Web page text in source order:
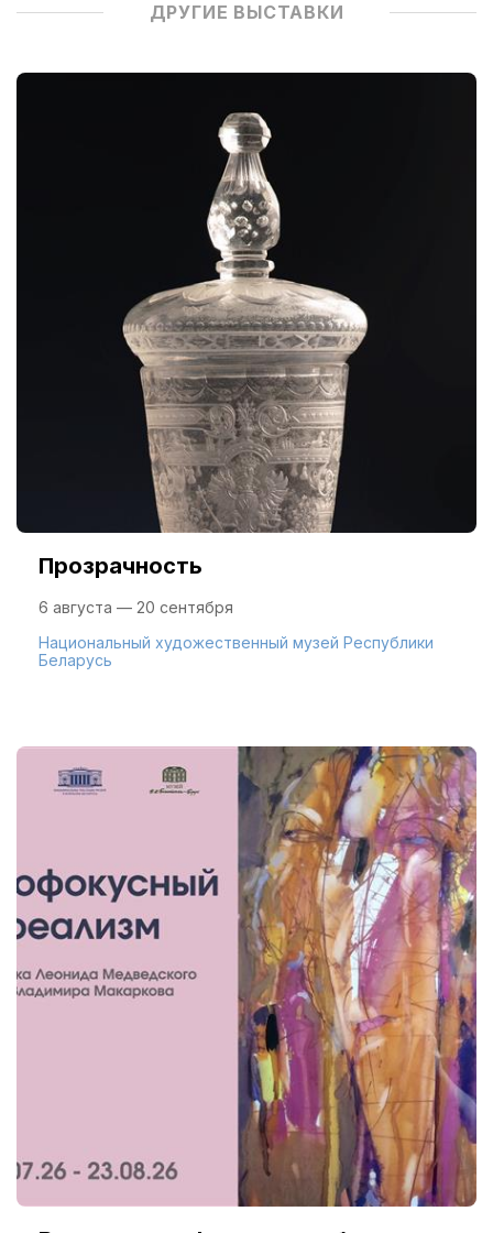
ДРУГИЕ ВЫСТАВКИ
Прозрачность
6 августа — 20 сентября
Национальный художественный музей Республики
Беларусь